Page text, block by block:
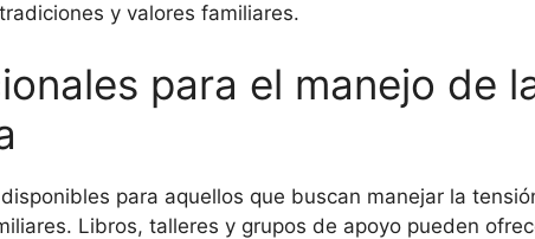
y valores familiares.
para el manejo de
para aquellos que buscan manejar la
Libros, talleres y grupos de apoyo pueden